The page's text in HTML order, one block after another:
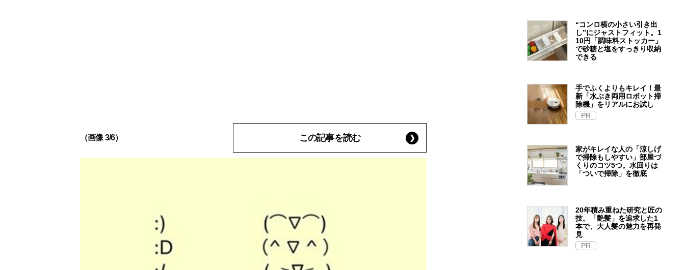
（画像 3/6） この記事を読む
“コンロ横の小さい引き出
し”にジャストフィット。1
10円「調味料ストッカー」
で砂糖と塩をすっきり収納
できる
手でふくよりもキレイ！最
新「水ぶき両用ロボット掃
除機」をリアルにお試し
PR
家がキレイな人の「涼しげ
で掃除もしやすい」部屋づ
くりのコツ5つ。水回りは
「ついで掃除」を徹底
20年積み重ねた研究と匠の
技。「艶髪」を追求した1
本で、大人髪の魅力を再発
見
PR